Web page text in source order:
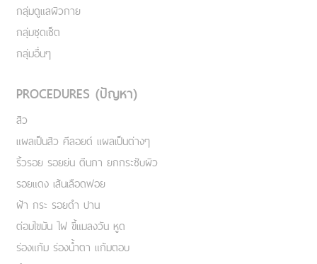
กลุ่มดูแลผิวกาย
กลุ่มชุดเซ็ต
กลุ่มอื่นๆ
PROCEDURES (ปัญหา)
สิว
แผลเป็นสิว คีลอยด์ แผลเป็นต่างๆ
ริ้วรอย รอยย่น ตีนกา ยกกระชับผิว
รอยแดง เส้นเลือดฟอย
ฝ้า กระ รอยดำ ปาน
ต่อมไขมัน ไฝ ขี้แมลงวัน หูด
ร่องแก้ม ร่องน้ำตา แก้มตอบ